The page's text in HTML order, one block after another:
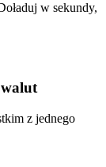
w sekundy,
z jednego